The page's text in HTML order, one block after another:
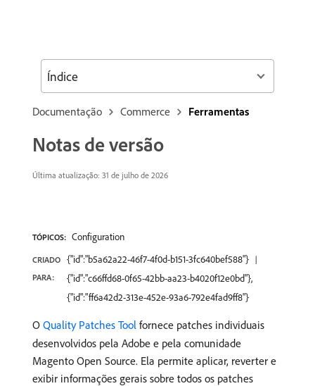
Documentação Commerce Ferramentas
Notas de versão
Última atualização: 31 de julho de 2026
TÓPICOS: Configuration
CRIADO
PARA:
{"id":"b5a62a22-46f7-4f0d-b151-3fc640bef588"}
{"id":"c66ffd68-0f65-42bb-aa23-b4020f12e0bd"},
{"id":"ff6a42d2-313e-452e-93a6-792e4fad9ff8"}
O Quality Patches Tool fornece patches individuais
desenvolvidos pela Adobe e pela comunidade
Magento Open Source. Ela permite aplicar, reverter e
exibir informações gerais sobre todos os patches
Índice